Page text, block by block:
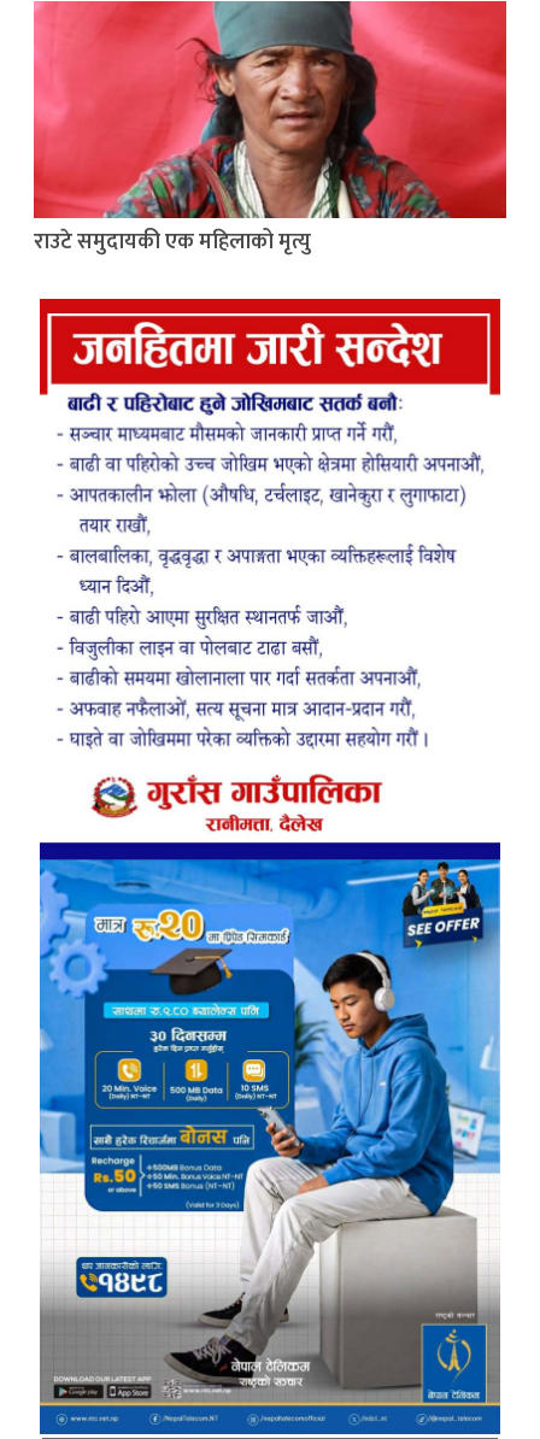
राउटे समुदायकी एक महिलाको मृत्यु